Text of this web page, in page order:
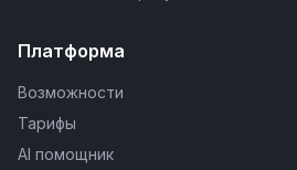
Платформа
Возможности
Тарифы
AI помощник